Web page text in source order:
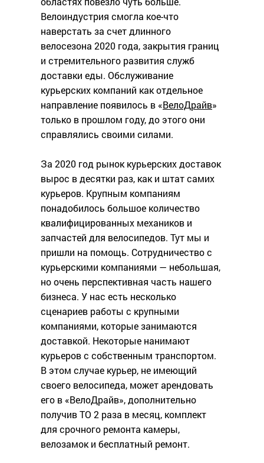
Велоиндустрия смогла кое-что
наверстать за счет длинного
велосезона 2020 года, закрытия границ
и стремительного развития служб
доставки еды. Обслуживание
курьерских компаний как отдельное
направление появилось в «ВелоДрайв»
только в прошлом году, до этого они
справлялись своими силами.
За 2020 год рынок курьерских доставок
вырос в десятки раз, как и штат самих
курьеров. Крупным компаниям
понадобилось большое количество
квалифицированных механиков и
запчастей для велосипедов. Тут мы и
пришли на помощь. Сотрудничество с
курьерскими компаниями — небольшая,
но очень перспективная часть нашего
бизнеса. У нас есть несколько
сценариев работы с крупными
компаниями, которые занимаются
доставкой. Некоторые нанимают
курьеров с собственным транспортом.
В этом случае курьер, не имеющий
своего велосипеда, может арендовать
его в «ВелоДрайв», дополнительно
получив ТО 2 раза в месяц, комплект
для срочного ремонта камеры,
велозамок и бесплатный ремонт.